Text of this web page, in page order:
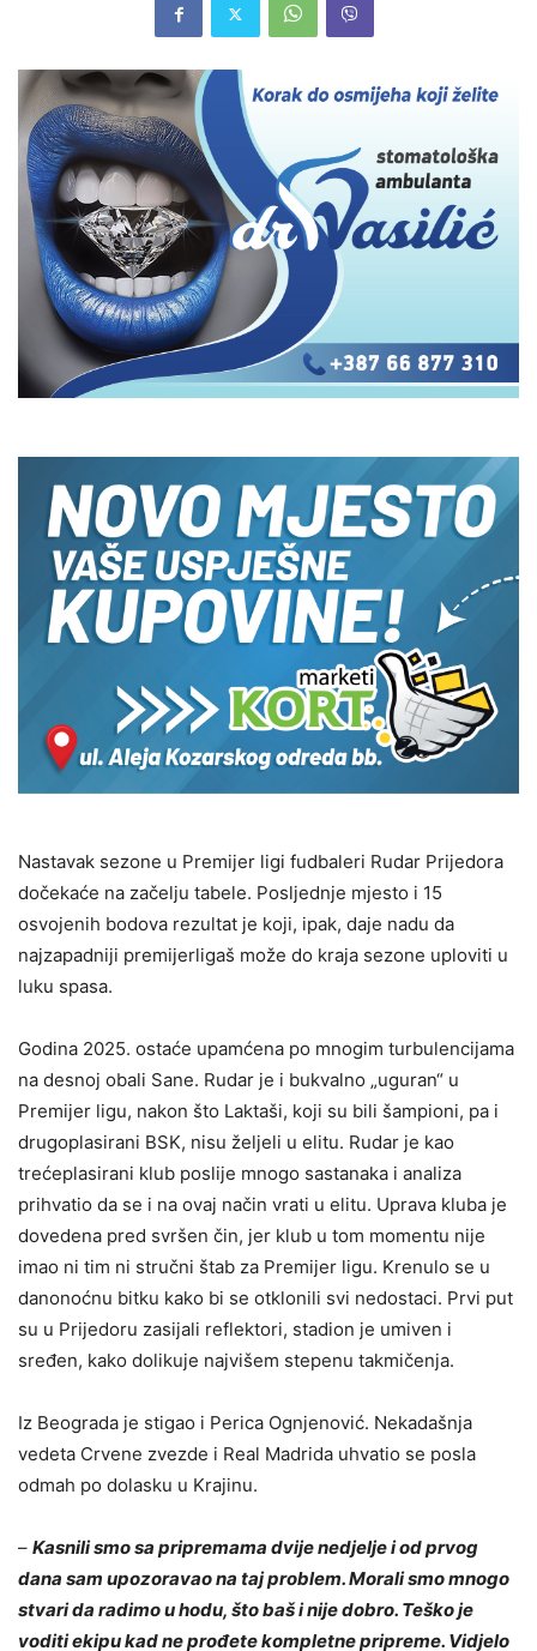
Nastavak sezone u Premijer ligi fudbaleri Rudar Prijedora
dočekaće na začelju tabele. Posljednje mjesto i 15
osvojenih bodova rezultat je koji, ipak, daje nadu da
najzapadniji premijerligaš može do kraja sezone uploviti u
luku spasa.
Godina 2025. ostaće upamćena po mnogim turbulencijama
na desnoj obali Sane. Rudar je i bukvalno „uguran“ u
Premijer ligu, nakon što Laktaši, koji su bili šampioni, pa i
drugoplasirani BSK, nisu željeli u elitu. Rudar je kao
trećeplasirani klub poslije mnogo sastanaka i analiza
prihvatio da se i na ovaj način vrati u elitu. Uprava kluba je
dovedena pred svršen čin, jer klub u tom momentu nije
imao ni tim ni stručni štab za Premijer ligu. Krenulo se u
danonoćnu bitku kako bi se otklonili svi nedostaci. Prvi put
su u Prijedoru zasijali reflektori, stadion je umiven i
sređen, kako dolikuje najvišem stepenu takmičenja.
Iz Beograda je stigao i Perica Ognjenović. Nekadašnja
vedeta Crvene zvezde i Real Madrida uhvatio se posla
odmah po dolasku u Krajinu.
– Kasnili smo sa pripremama dvije nedjelje i od prvog
dana sam upozoravao na taj problem. Morali smo mnogo
stvari da radimo u hodu, što baš i nije dobro. Teško je
voditi ekipu kad ne prođete kompletne pripreme. Vidjelo